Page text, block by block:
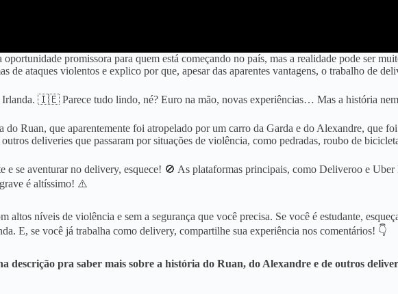
promissora para quem está começando no país, mas a realidade pode ser
ataques violentos e explico por que, apesar das aparentes vantagens, o trabalho de
🇮🇪 Parece tudo lindo, né? Euro na mão, novas experiências… Mas a história nem
Ruan, que aparentemente foi atropelado por um carro da Garda e do Alexandre, que
deliveries que passaram por situações de violência, como pedradas, roubo de
e se aventurar no delivery, esquece! 🚫 As plataformas principais, como Deliveroo e Uber
grave é altíssimo! ⚠️
níveis de violência e sem a segurança que você precisa. Se você é estudante,
E, se você já trabalha como delivery, compartilhe sua experiência nos comentários! 👇
descrição pra saber mais sobre a história do Ruan, do Alexandre e de outros